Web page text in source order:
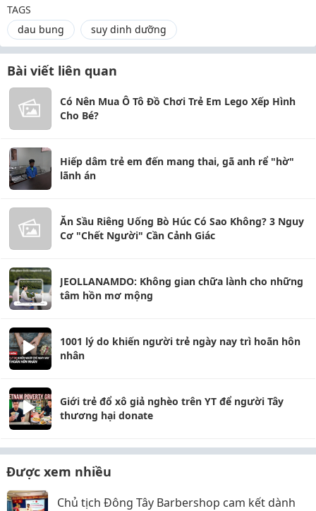
TAGS
dau bung
suy dinh dưỡng
Bài viết liên quan
Có Nên Mua Ô Tô Đồ Chơi Trẻ Em Lego Xếp Hình
Cho Bé?
Hiếp dâm trẻ em đến mang thai, gã anh rể "hờ"
lãnh án
Ăn Sầu Riêng Uống Bò Húc Có Sao Không? 3 Nguy
Cơ "Chết Người" Cần Cảnh Giác
JEOLLANAMDO: Không gian chữa lành cho những
tâm hồn mơ mộng
1001 lý do khiến người trẻ ngày nay trì hoãn hôn
nhân
Giới trẻ đổ xô giả nghèo trên YT để người Tây
thương hại donate
Được xem nhiều
Chủ tịch Đông Tây Barbershop cam kết dành